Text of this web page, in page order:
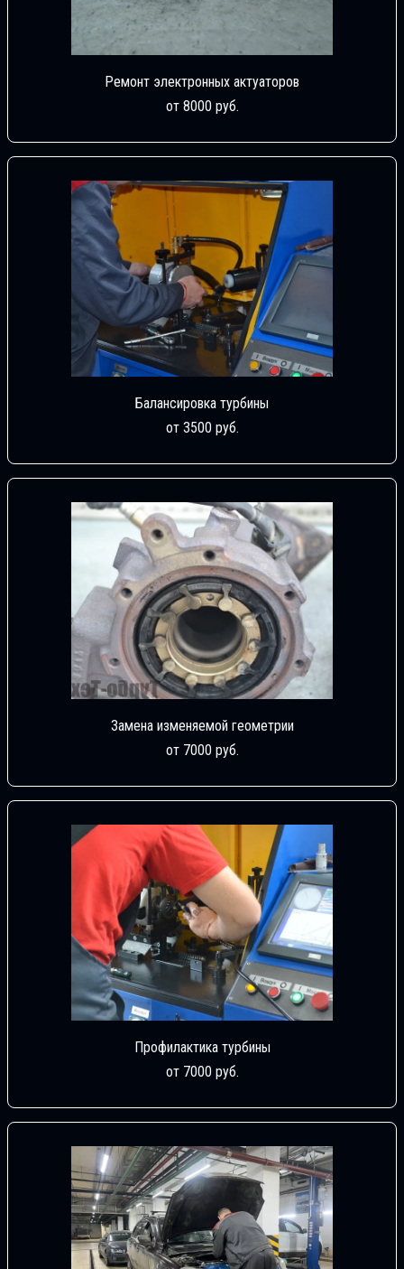
Ремонт электронных актуаторов
от 8000 руб.
Балансировка турбины
от 3500 руб.
Замена изменяемой геометрии
от 7000 руб.
Профилактика турбины
от 7000 руб.